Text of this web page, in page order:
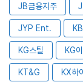
JB금융지주
JYP Ent.
KG스틸 KG
KT&G KX하